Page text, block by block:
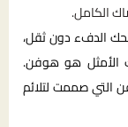
الكامل.
الدفء دون ثقل،
الأمثل هو هوفن.
التي صممت لتلائم